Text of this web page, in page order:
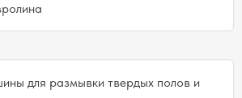
для размывки твердых полов и